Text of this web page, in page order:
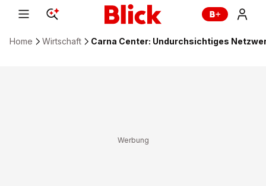
Home Wirtschaft Carna Center: Undurchsichtiges